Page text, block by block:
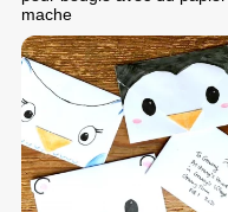
mache